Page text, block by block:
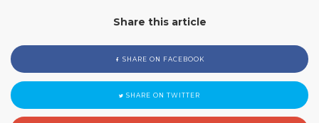
Share this article
SHARE ON FACEBOOK
SHARE ON TWITTER